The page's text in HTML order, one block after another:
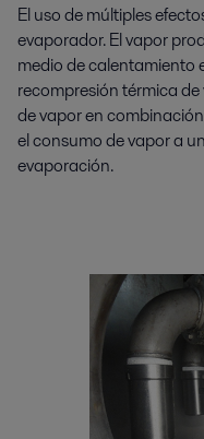
El uso de múltiples
evaporador. El vapor
medio de calentamiento
recompresión térmica
de vapor en
el consumo de vapor a
evaporación.